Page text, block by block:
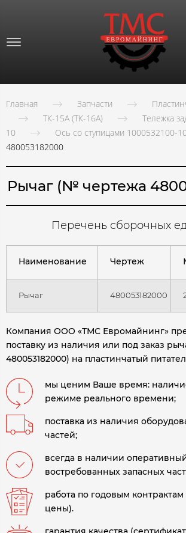
Главная Запчасти
ТК-15А (ТК-16А)
Тележка
10
Ось со ступицами 1000532100-10
480053182000
Рычаг (№ чертежа
Перечень сборочных
Наименование Чертеж
Рычаг 480053182000
Компания ООО «ТМС Евромайнинг»
поставку из наличия или под заказ
480053182000) на пластинчатый
мы ценим Ваше время:
режиме реального времени;
поставка из наличия
частей;
всегда в наличии
востребованных запасных
работа по годовым
цены).